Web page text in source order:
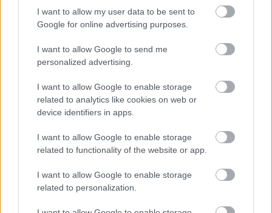
I want to allow my user data to be sent to
Google for online advertising purposes.
I want to allow Google to send me
personalized advertising.
I want to allow Google to enable storage
related to analytics like cookies on web or
device identifiers in apps.
I want to allow Google to enable storage
related to functionality of the website or app.
I want to allow Google to enable storage
related to personalization.
Kedysi boli veľkým trendom, dnes sa im radšej
vyhnite. Týchto 7 vecí robí vašu obývačku
Inšpirácie
hnedá